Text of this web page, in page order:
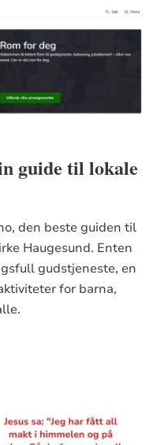
guide til lokale
den beste guiden til
Haugesund. Enten
gudstjeneste, en
for barna,